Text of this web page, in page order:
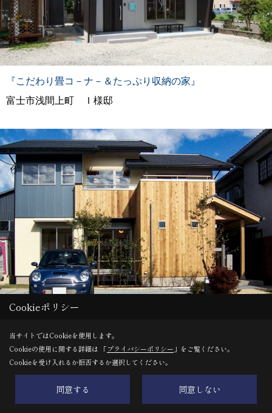
『こだわり畳コ－ナ－＆たっぷり収納の家』
富士市浅間上町 Ｉ様邸
『温故知新の家』
富士市 Ｗ邸
Cookieポリシー
当サイトではCookieを使用します。
Cookieの使用に関する詳細は 「プライバシーポリシー 」をご覧ください。
Cookieを受け入れるか拒否するか選択してください。
同意する 同意しない